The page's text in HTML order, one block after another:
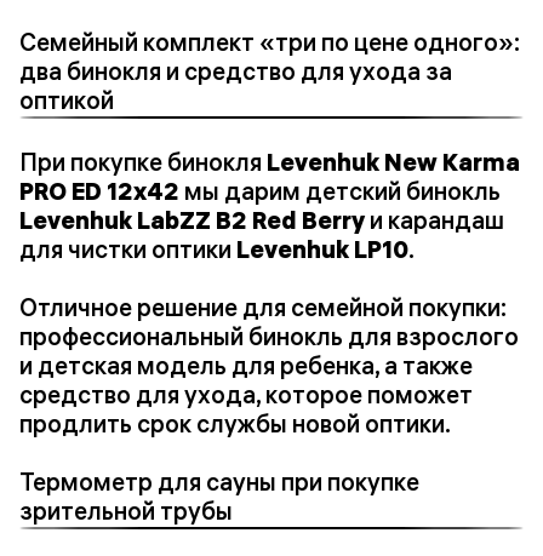
Семейный комплект «три по цене одного»:
два бинокля и средство для ухода за
оптикой
При покупке бинокля Levenhuk New Karma
PRO ED 12x42 мы дарим детский бинокль
Levenhuk LabZZ B2 Red Berryи карандаш
для чистки оптики Levenhuk LP10.
Отличное решение для семейной покупки:
профессиональный бинокль для взрослого
и детская модель для ребенка, а также
средство для ухода, которое поможет
продлить срок службы новой оптики.
Термометр для сауны при покупке
зрительной трубы